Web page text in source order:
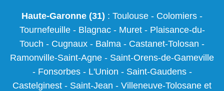
Haute-Garonne (31) : Toulouse - Colomiers -
Tournefeuille- Blagnac- Muret- Plaisance-du-
Touch - Cugnaux - Balma - Castanet-Tolosan -
Ramonville-Saint-Agne - Saint-Orens-de-Gameville
- Fonsorbes - L'Union - Saint-Gaudens -
Castelginest - Saint-Jean - Villeneuve-Tolosane et